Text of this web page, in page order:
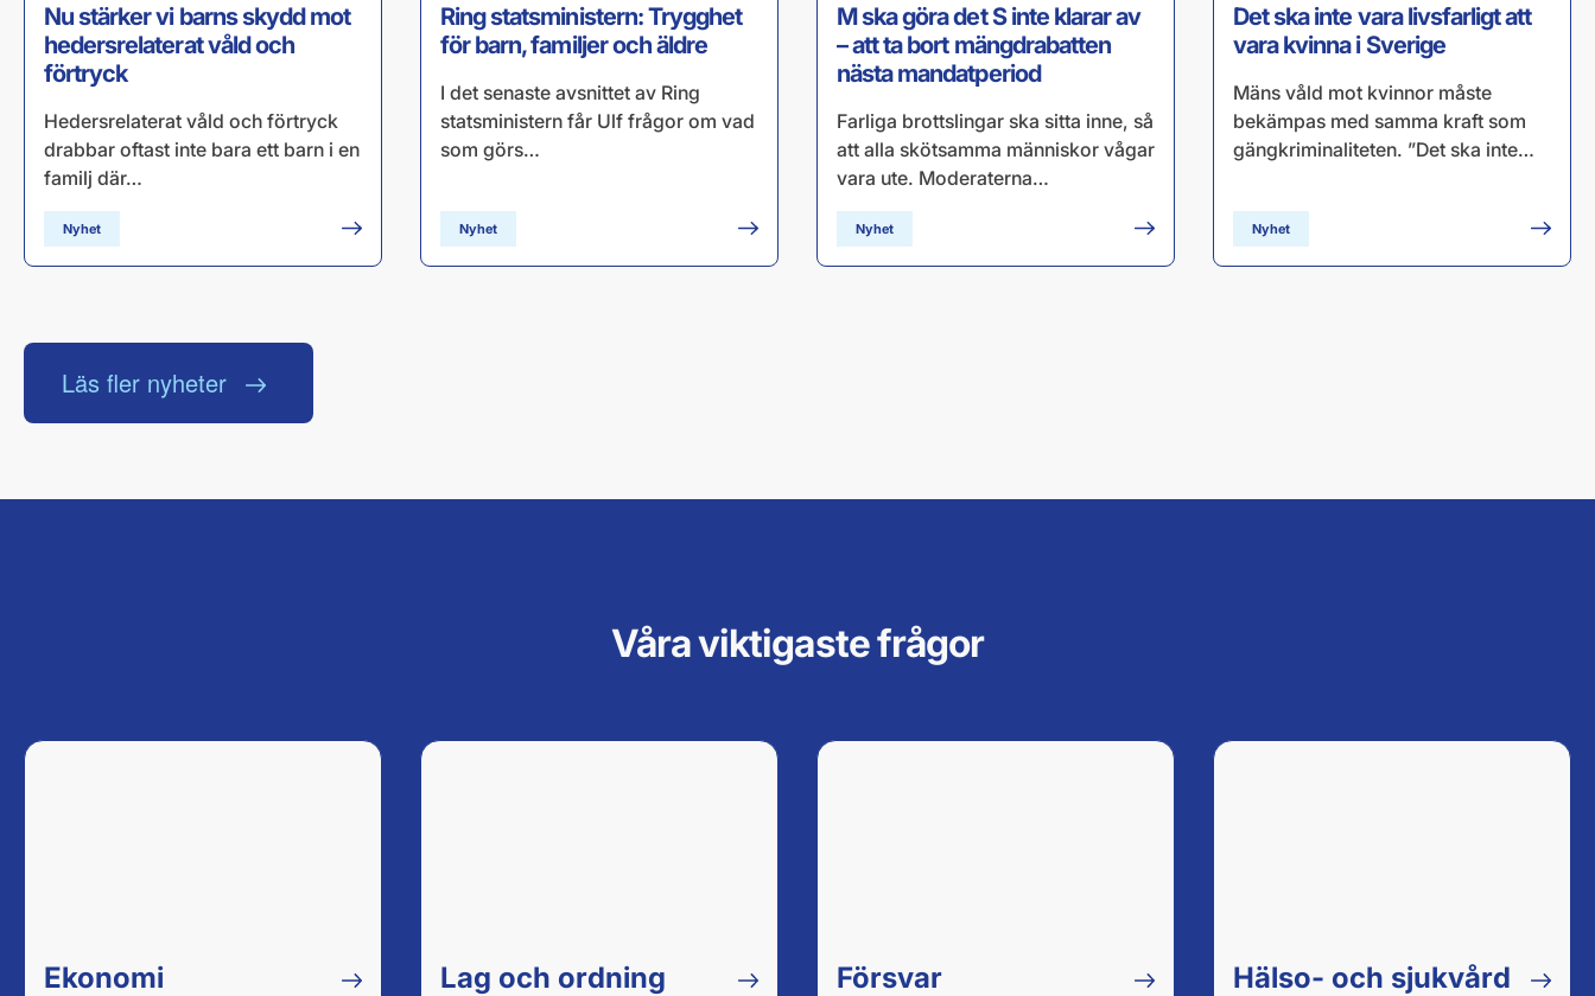
Nu stärker vi barns skydd mot
hedersrelaterat våld och
förtryck
Hedersrelaterat våld och förtryck
drabbar oftast inte bara ett barn i en
familj där…
Nyhet
Ring statsministern: Trygghet
för barn, familjer och äldre
I det senaste avsnittet av Ring
statsministern får Ulf frågor om vad
som görs…
Nyhet
M ska göra det S inte klarar av
– att ta bort mängdrabatten
nästa mandatperiod
Farliga brottslingar ska sitta inne, så
att alla skötsamma människor vågar
vara ute. Moderaterna…
Nyhet
Det ska inte vara livsfarligt att
vara kvinna i Sverige
Mäns våld mot kvinnor måste
bekämpas med samma kraft som
gängkriminaliteten. ”Det ska inte…
Nyhet
Läs fler nyheter
Våra viktigaste frågor
Ekonomi Lag och ordning Försvar Hälso- och sjukvård